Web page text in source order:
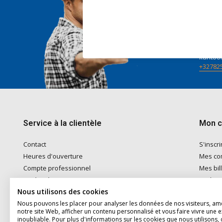
Service à la clientèle
Contact
Heures d'ouverture
Compte professionnel
Modes de paiement
Expédition & Retrait
Conditions générales
Disclaimer
Mon
Mes
Mes
Ma
Nous utilisons des cookies
Nous pouvons les placer pour analyser les données de nos visiteurs,
notre site Web, afficher un contenu personnalisé et vous faire vivre une
inoubliable. Pour plus d'informations sur les cookies que nous utilisons,